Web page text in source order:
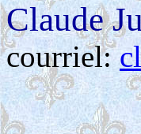
Claude
courriel: